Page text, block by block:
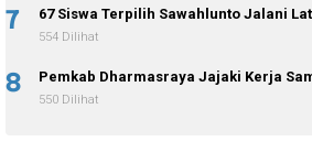
7 67 Siswa Terpilih Sawahlunto Jalani
554 Dilihat
8 Pemkab Dharmasraya Jajaki Kerja
550 Dilihat